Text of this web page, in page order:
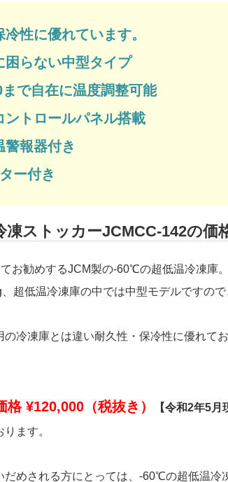
性に優れています。
困らない中型タイプ
で自在に温度調整可能
ントロールパネル搭載
警報器付き
ー付き
凍ストッカーJCMCC-142の価
お勧めするJCM製の-60℃の超低温冷凍庫。
超低温冷凍庫の中では中型モデルですので
の冷凍庫とは違い耐久性・保冷性に優れて
¥120,000（税抜き）
【令和2年5月
ます。
だめされる方にとっては、-60℃の超低温冷